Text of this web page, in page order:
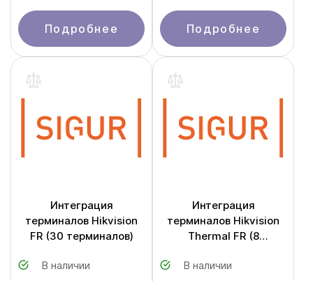
Подробнее Подробнее
Интеграция
терминалов Hikvision
FR (30 терминалов)
В наличии
Интеграция
терминалов Hikvision
Thermal FR (8
В наличии